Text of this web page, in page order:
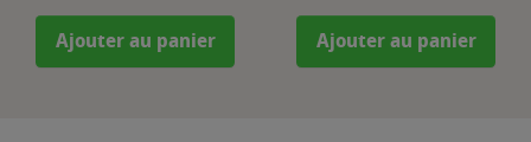
Ajouter au panier Ajouter au panier